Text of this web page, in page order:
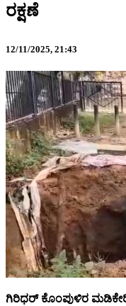
ರಕ್ಷಣೆ
12/11/2025, 21:43
ಗಿರಿಧರ್ ಕೊಂಪುಳಿರ